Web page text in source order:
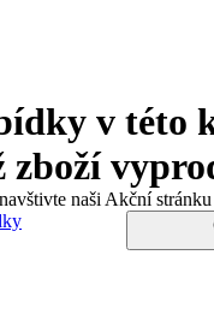
v této
zboží
naši Akční